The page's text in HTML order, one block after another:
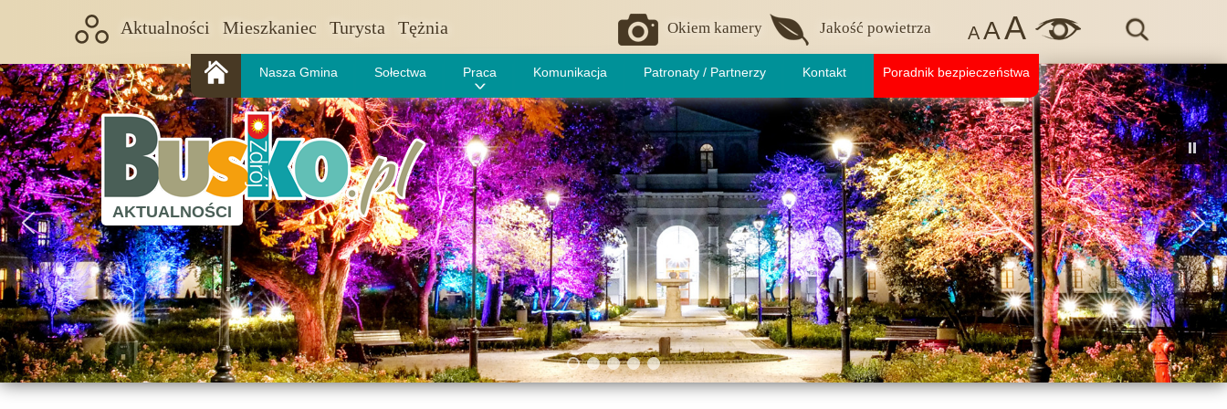
Aktualności Mieszkaniec Turysta Tężnia Okiem kamery Jakość powietrza AAA
AKTUALNOŚCI
Nasza Gmina Sołectwa Praca Komunikacja Patronaty / Partnerzy Kontakt Poradnik bezpieczeństwa